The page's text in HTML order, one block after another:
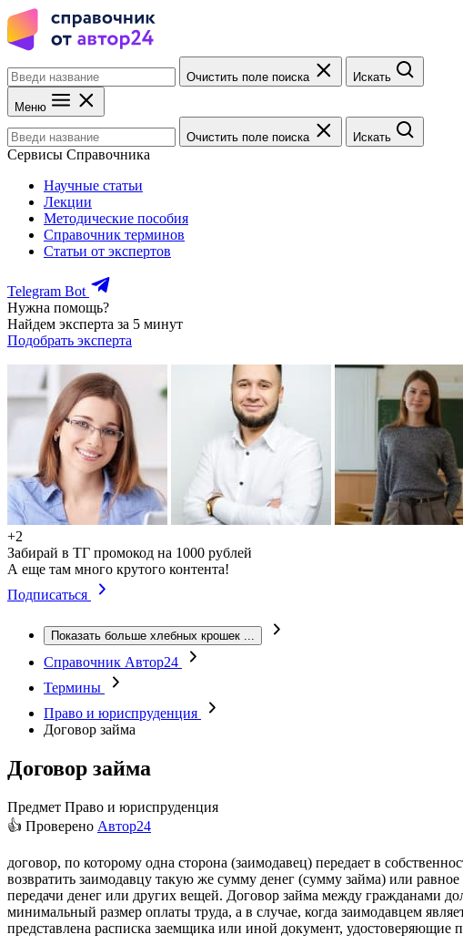
Очистить поле поиска Искать
Меню
Очистить поле поиска Искать
Сервисы Справочника
Научные статьи
Лекции
Методические пособия
Справочник терминов
Статьи от экспертов
Telegram Bot
Нужна помощь?
Найдем эксперта за 5 минут
Подобрать эксперта
+2
Забирай в ТГ промокод на 1000 рублей
А еще там много крутого контента!
Подписаться
Показать больше хлебных крошек ...
Справочник Автор24
Термины
Право и юриспруденция
Договор займа
Договор займа
Предмет Право и юриспруденция
👍 Проверено Автор24
договор, по которому одна сторона (заимодавец) передает в
возвратить заимодавцу такую же сумму денег (сумму займа) или
передачи денег или других вещей. Договор займа между гражданами
минимальный размер оплаты труда, а в случае, когда заимодавцем
представлена расписка заемщика или иной документ,